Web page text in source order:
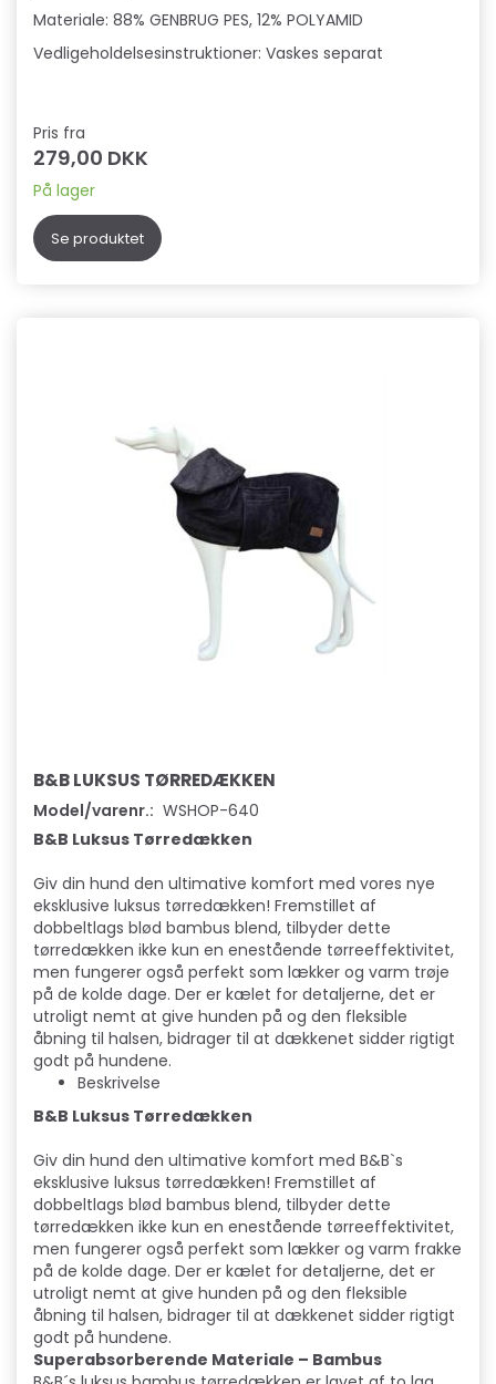
Materiale: 88% GENBRUG PES, 12% POLYAMID
Vedligeholdelsesinstruktioner: Vaskes separat
Pris fra
279,00 DKK
På lager
Se produktet
B&B LUKSUS TØRREDÆKKEN
Model/varenr.: WSHOP-640
B&B Luksus Tørredækken
Giv din hund den ultimative komfort med vores nye
eksklusive luksus tørredækken! Fremstillet af
dobbeltlags blød bambus blend, tilbyder dette
tørredækken ikke kun en enestående tørreeffektivitet,
men fungerer også perfekt som lækker og varm trøje
på de kolde dage. Der er kælet for detaljerne, det er
utroligt nemt at give hunden på og den fleksible
åbning til halsen, bidrager til at dækkenet sidder rigtigt
godt på hundene.
Beskrivelse
B&B Luksus Tørredækken
Giv din hund den ultimative komfort med B&B`s
eksklusive luksus tørredækken! Fremstillet af
dobbeltlags blød bambus blend, tilbyder dette
tørredækken ikke kun en enestående tørreeffektivitet,
men fungerer også perfekt som lækker og varm frakke
på de kolde dage. Der er kælet for detaljerne, det er
utroligt nemt at give hunden på og den fleksible
åbning til halsen, bidrager til at dækkenet sidder rigtigt
godt på hundene.
Superabsorberende Materiale – Bambus